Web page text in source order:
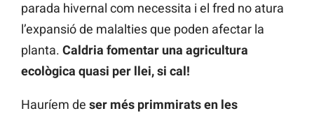
parada hivernal com necessita i el fred no atura
l’expansió de malalties que poden afectar la
planta. Caldria fomentar una agricultura
ecològica quasi per llei, si cal!
Hauríem de ser més primmirats en les